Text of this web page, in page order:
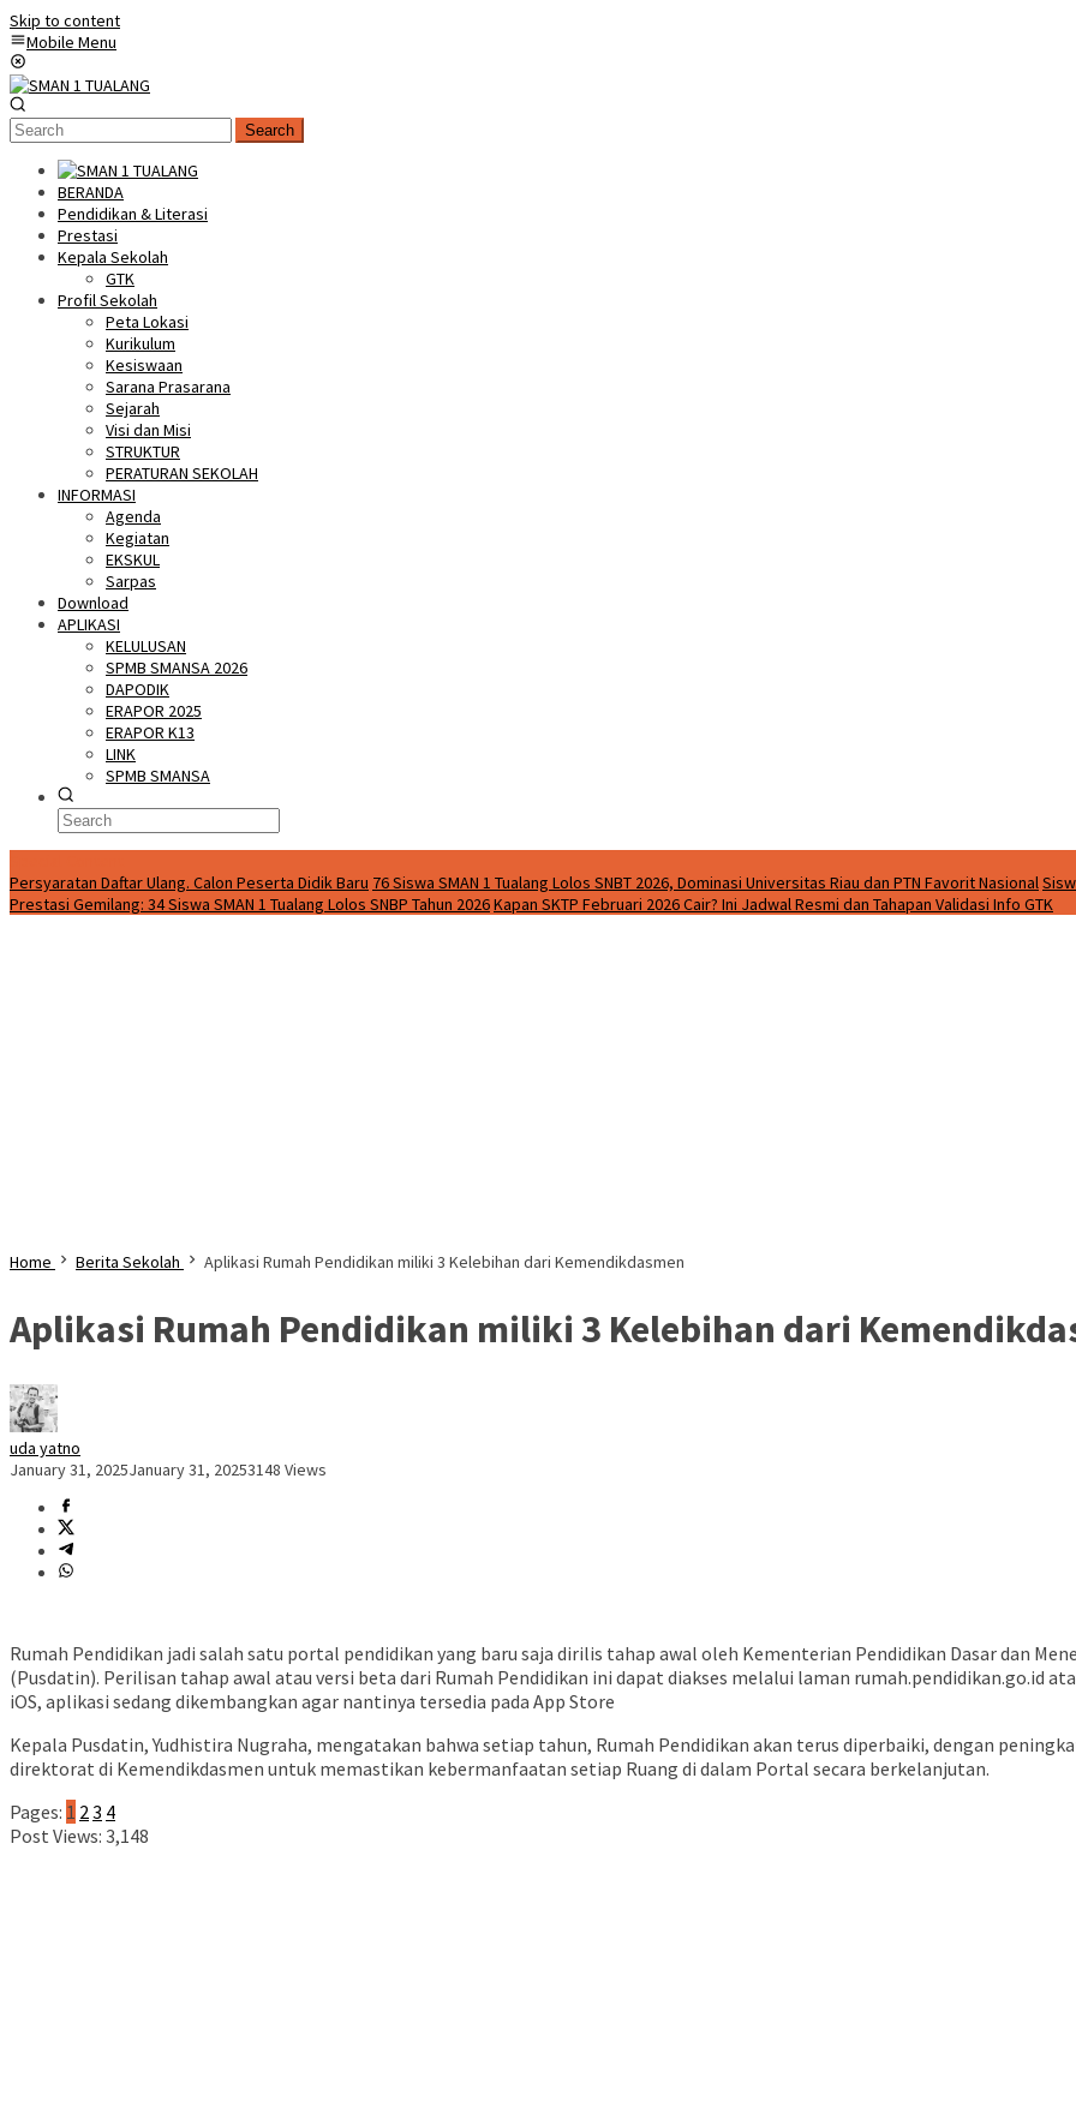
Skip to content
Mobile Menu
Search
BERANDA
Pendidikan & Literasi
Prestasi
Kepala Sekolah
GTK
Profil Sekolah
Peta Lokasi
Kurikulum
Kesiswaan
Sarana Prasarana
Sejarah
Visi dan Misi
STRUKTUR
PERATURAN SEKOLAH
INFORMASI
Agenda
Kegiatan
EKSKUL
Sarpas
Download
APLIKASI
KELULUSAN
SPMB SMANSA 2026
DAPODIK
ERAPOR 2025
ERAPOR K13
LINK
SPMB SMANSA
Persyaratan Daftar Ulang. Calon Peserta Didik Baru 76 Siswa SMAN 1 Tualang Lolos SNBT 2026, Dominasi Universitas Riau dan PTN Favorit Nasional
Prestasi Gemilang: 34 Siswa SMAN 1 Tualang Lolos SNBP Tahun 2026Kapan SKTP Februari 2026 Cair? Ini Jadwal Resmi dan Tahapan Validasi Info GTK
Home Berita Sekolah Aplikasi Rumah Pendidikan miliki 3 Kelebihan dari Kemendikdasmen
Aplikasi Rumah Pendidikan miliki 3 Kelebihan dari
uda yatno
January 31, 2025January 31, 20253148 Views
Rumah Pendidikan jadi salah satu portal pendidikan yang baru saja dirilis tahap awal oleh Kementerian Pendidikan Dasar dan
(Pusdatin). Perilisan tahap awal atau versi beta dari Rumah Pendidikan ini dapat diakses melalui laman rumah.pendidikan.go.id
iOS, aplikasi sedang dikembangkan agar nantinya tersedia pada App Store
Kepala Pusdatin, Yudhistira Nugraha, mengatakan bahwa setiap tahun, Rumah Pendidikan akan terus diperbaiki, dengan
direktorat di Kemendikdasmen untuk memastikan kebermanfaatan setiap Ruang di dalam Portal secara berkelanjutan.
Pages: 1 23 4
Post Views: 3,148